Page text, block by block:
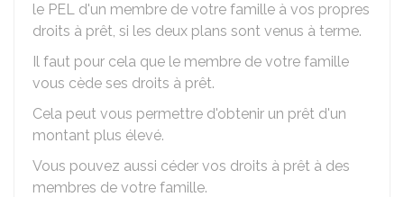
le PEL d'un membre de votre famille à vos propres
droits à prêt, si les deux plans sont venus à terme.
Il faut pour cela que le membre de votre famille
vous cède ses droits à prêt.
Cela peut vous permettre d'obtenir un prêt d'un
montant plus élevé.
Vous pouvez aussi céder vos droits à prêt à des
membres de votre famille.